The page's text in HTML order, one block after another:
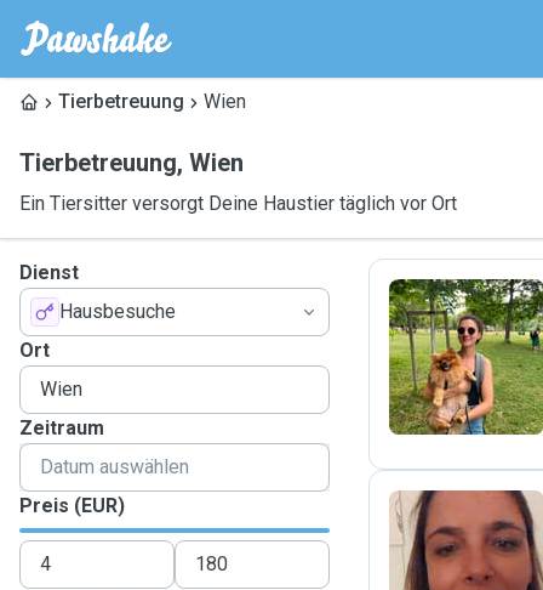
Tierbetreuung Wien
Tierbetreuung, Wien
Ein Tiersitter versorgt Deine Haustier täglich vor Ort
Dienst
Hausbesuche
Ort
Zeitraum
Preis (EUR)
B
B